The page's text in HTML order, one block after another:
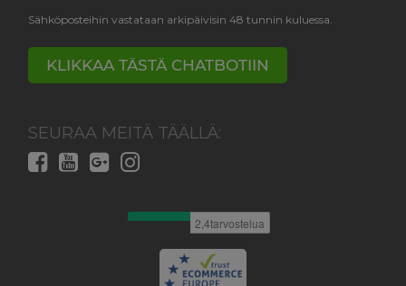
Sähköposteihin vastataan arkipäivisin 48 tunnin kuluessa.
KLIKKAA TÄSTÄ CHATBOTIIN
SEURAA MEITÄ TÄÄLLÄ: